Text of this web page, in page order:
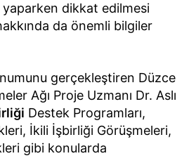
dikkat edilmesi
da önemli bilgiler
gerçekleştiren Düzce
Ağı Proje Uzmanı Dr. Aslı
Destek Programları,
İkili İşbirliği Görüşmeleri,
gibi konularda